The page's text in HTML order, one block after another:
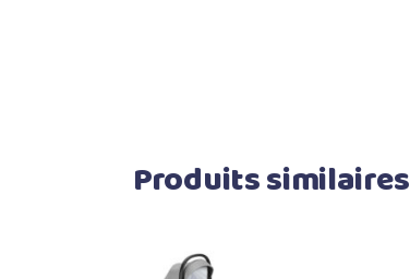
Produits similaires